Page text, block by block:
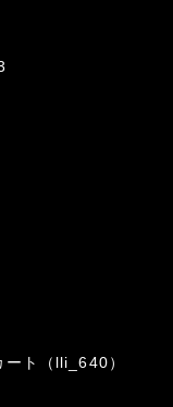
ト（lli_640）